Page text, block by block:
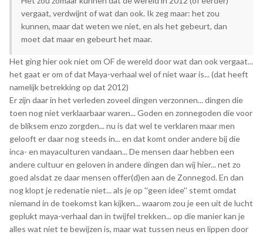
vergaat, verdwijnt of wat dan ook. Ik zeg maar: het zou
kunnen, maar dat weten we niet, en als het gebeurt, dan
moet dat maar en gebeurt het maar.
Het ging hier ook niet om OF de wereld door wat dan ook vergaat...
het gaat er om of dat Maya-verhaal wel of niet waar is... (dat heeft
namelijk betrekking op dat 2012)
Er zijn daar in het verleden zoveel dingen verzonnen... dingen die
toen nog niet verklaarbaar waren... Goden en zonnegoden die voor
de bliksem enzo zorgden... nu is dat wel te verklaren maar men
gelooft er daar nog steeds in... en dat komt onder andere bij die
inca- en mayaculturen vandaan... De mensen daar hebben een
andere cultuur en geloven in andere dingen dan wij hier... net zo
goed alsdat ze daar mensen offer(d)en aan de Zonnegod. En dan
nog klopt je redenatie niet... als je op ''geen idee'' stemt omdat
niemand in de toekomst kan kijken... waarom zou je een uit de lucht
geplukt maya-verhaal dan in twijfel trekken... op die manier kan je
alles wat niet te bewijzen is, maar wat tussen neus en lippen door